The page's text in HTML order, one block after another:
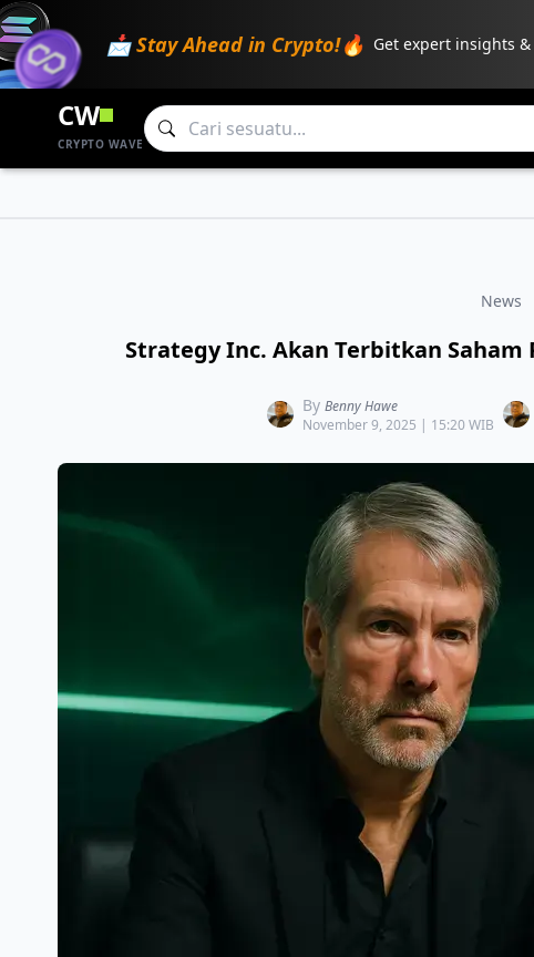
📩 Stay Ahead in Crypto!🔥 Get expert insights
CW
CRYPTO WAVE
News
Strategy Inc. Akan Terbitkan
By Benny Hawe
November 9, 2025 | 15:20 WIB